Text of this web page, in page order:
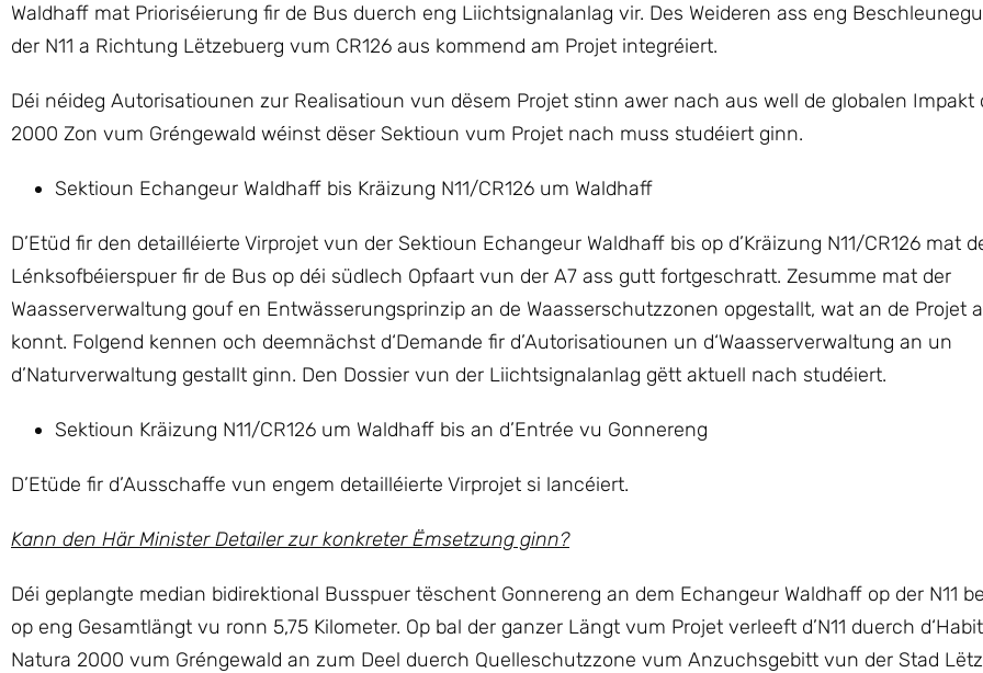
Waldhaff mat Prioriséierung fir de Bus duerch eng Liichtsignalanlag vir. Des Weideren ass eng
der N11 a Richtung Lëtzebuerg vum CR126 aus kommend am Projet integréiert.
Déi néideg Autorisatiounen zur Realisatioun vun dësem Projet stinn awer nach aus well de globalen Impakt
2000 Zon vum Gréngewald wéinst dëser Sektioun vum Projet nach muss studéiert ginn.
Sektioun Echangeur Waldhaff bis Kräizung N11/CR126 um Waldhaff
D’Etüd fir den detailléierte Virprojet vun der Sektioun Echangeur Waldhaff bis op d’Kräizung N11/CR126 mat
Lénksofbéierspuer fir de Bus op déi südlech Opfaart vun der A7 ass gutt fortgeschratt. Zesumme mat der
Waasserverwaltung gouf en Entwässerungsprinzip an de Waasserschutzzonen opgestallt, wat an de Projet
konnt. Folgend kennen och deemnächst d‘Demande fir d’Autorisatiounen un d‘Waasserverwaltung an un
d’Naturverwaltung gestallt ginn. Den Dossier vun der Liichtsignalanlag gëtt aktuell nach studéiert.
Sektioun Kräizung N11/CR126 um Waldhaff bis an d’Entrée vu Gonnereng
D’Etüde fir d’Ausschaffe vun engem detailléierte Virprojet si lancéiert.
Kann den Här Minister Detailer zur konkreter Ëmsetzung ginn?
Déi geplangte median bidirektional Busspuer tëschent Gonnereng an dem Echangeur Waldhaff op der N11
op eng Gesamtlängt vu ronn 5,75 Kilometer. Op bal der ganzer Längt vum Projet verleeft d’N11 duerch
Natura 2000 vum Gréngewald an zum Deel duerch Quelleschutzzone vum Anzuchsgebitt vun der Stad